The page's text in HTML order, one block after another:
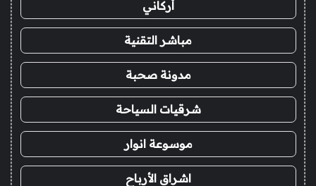
أركاني
مباشر التقنية
مدونة صحبة
شرقيات السياحة
موسوعة انوار
اشراق الأرباح